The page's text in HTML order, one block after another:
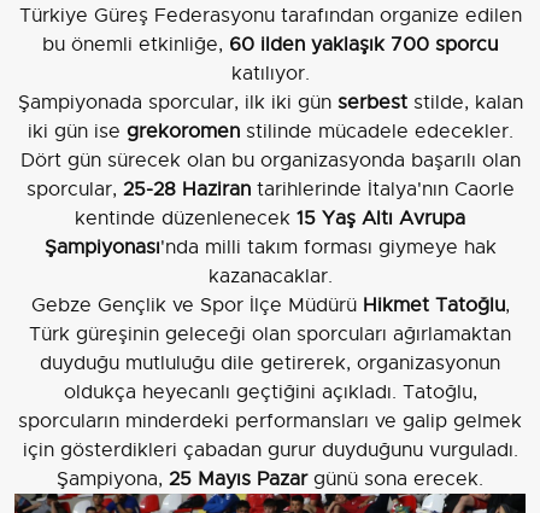
Türkiye Güreş Federasyonu tarafından organize edilen
bu önemli etkinliğe, 60 ilden yaklaşık 700 sporcu
katılıyor.
Şampiyonada sporcular, ilk iki gün serbeststilde, kalan
iki gün ise grekoromenstilinde mücadele edecekler.
Dört gün sürecek olan bu organizasyonda başarılı olan
sporcular, 25-28 Hazirantarihlerinde İtalya'nın Caorle
kentinde düzenlenecek 15 Yaş Altı Avrupa
Şampiyonası'nda milli takım forması giymeye hak
kazanacaklar.
Gebze Gençlik ve Spor İlçe Müdürü Hikmet Tatoğlu,
Türk güreşinin geleceği olan sporcuları ağırlamaktan
duyduğu mutluluğu dile getirerek, organizasyonun
oldukça heyecanlı geçtiğini açıkladı. Tatoğlu,
sporcuların minderdeki performansları ve galip gelmek
için gösterdikleri çabadan gurur duyduğunu vurguladı.
Şampiyona, 25 Mayıs Pazargünü sona erecek.